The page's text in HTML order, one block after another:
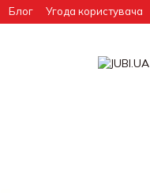
Блог Угода користувача